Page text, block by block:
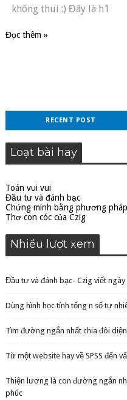
không thui :) Đây là h1
Đọc thêm »
RECENT POST
Loạt bài hay
Toán vui vui
Đầu tư và đánh bạc
Chứng minh bằng phương
Thơ con cóc của Czig
Nhiều lượt xem
Đầu tư và đánh bạc- Czig viết ngày
Dùng hình học tính tổng n số tự
Tìm đường ngắn nhất chia đôi
Từ một website hay về SPSS đến
Thiện lương là con đường ngắn
phúc